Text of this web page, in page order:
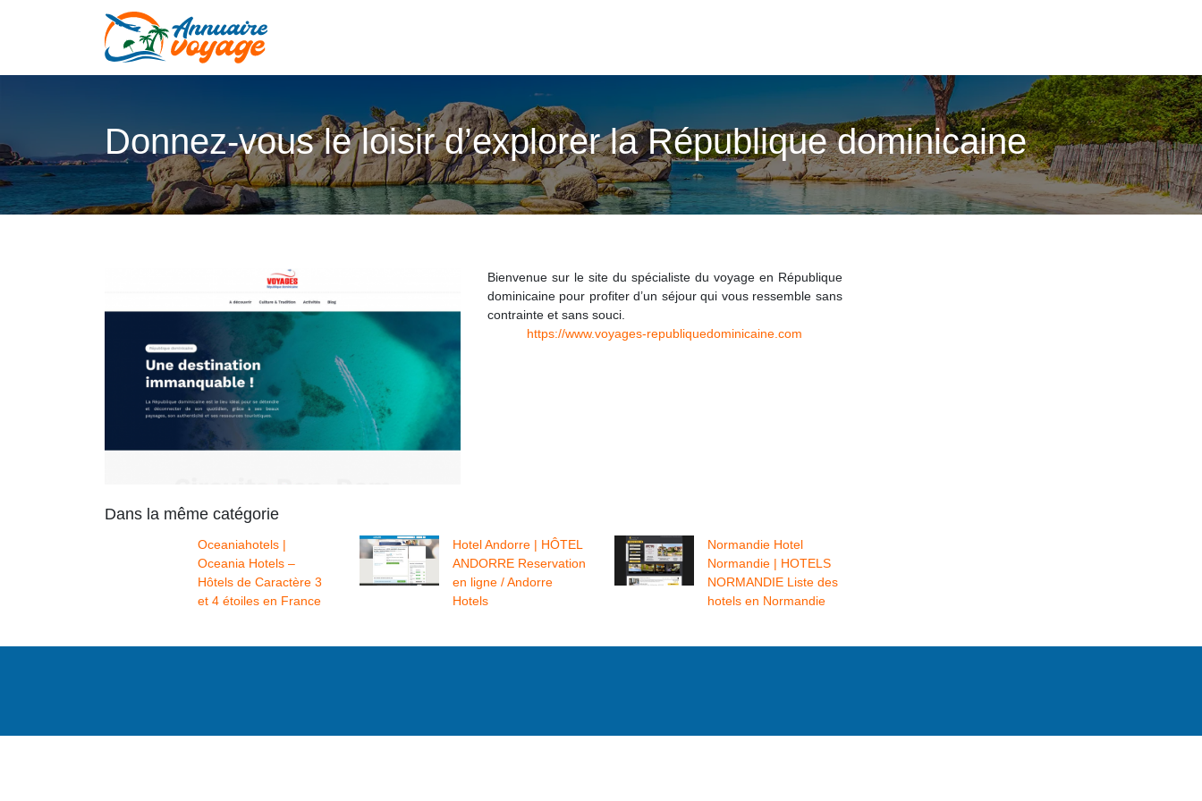
Donnez-vous le loisir d’explorer la République dominicaine
Bienvenue sur le site du spécialiste du voyage en République
dominicaine pour profiter d’un séjour qui vous ressemble sans
contrainte et sans souci.
https://www.voyages-republiquedominicaine.com
Dans la même catégorie
Oceaniahotels |
Oceania Hotels –
Hôtels de Caractère 3
et 4 étoiles en France
Hotel Andorre | HÔTEL
ANDORRE Reservation
en ligne / Andorre
Hotels
Normandie Hotel
Normandie | HOTELS
NORMANDIE Liste des
hotels en Normandie